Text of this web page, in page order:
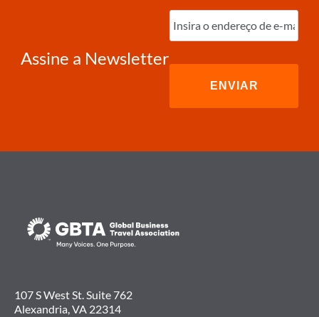
Assine a Newsletter
Digite
o
107 S West St. Suite 762
Alexandria, VA 22314